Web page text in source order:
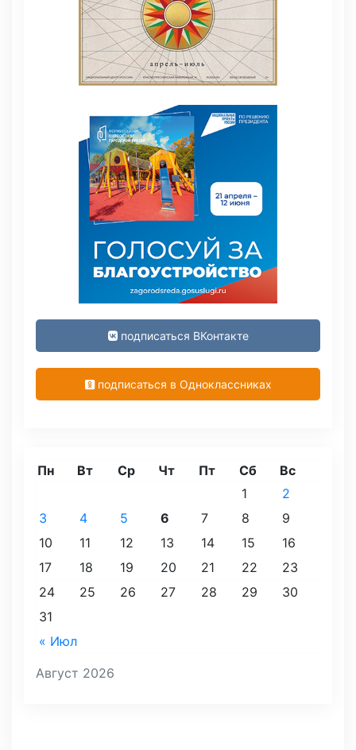
подписаться ВКонтакте
подписаться в Одноклассниках
Август 2026
Пн Вт Ср Чт Пт Сб Вс
« Июл
1
2
3
4 5 6 7 8
9
10
11 12 13 14 15
16
17
18 19 20 21 22
23
24
25 26 27 28 29
30
31